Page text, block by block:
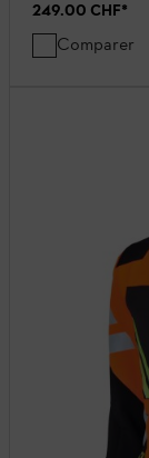
249.00 CHF*
Comparer